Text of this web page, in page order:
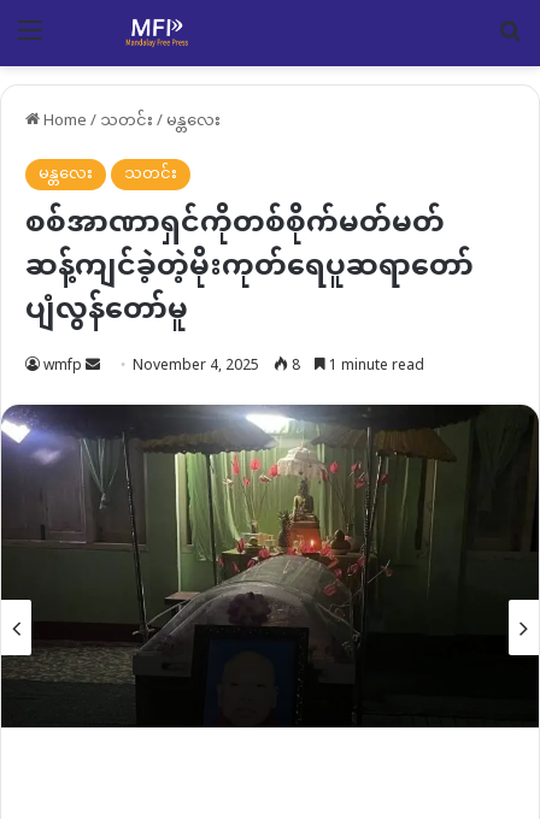
Menu
Home/သတင်း/မန္တလေး
မန္တလေး
သတင်း
စစ်အာဏာရှင်ကိုတစ်စိုက်မတ်မတ်
ဆန့်ကျင်ခဲ့တဲ့မိုးကုတ်ရေပူဆရာတော်
ပျံလွန်တော်မူ
wmfp Send
email
November 4, 2025 8 1 minute read